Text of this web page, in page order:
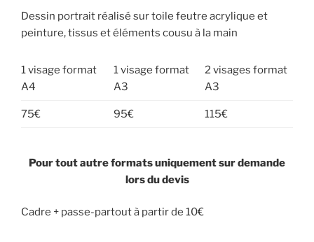
Dessin portrait réalisé sur toile feutre acrylique et
peinture, tissus et éléments cousu à la main
1 visage format
A4
1 visage format
A3
2 visages format
A3
75€ 95€ 115€
Pour tout autre formats uniquement sur demande
lors du devis
Cadre + passe-partout à partir de 10€